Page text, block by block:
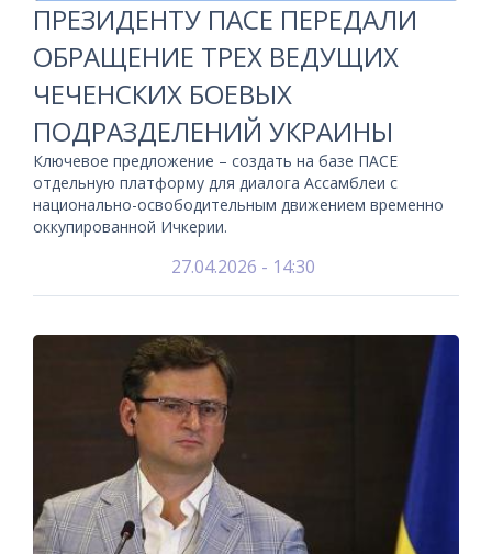
ПРЕЗИДЕНТУ ПАСЕ ПЕРЕДАЛИ
ОБРАЩЕНИЕ ТРЕХ ВЕДУЩИХ
ЧЕЧЕНСКИХ БОЕВЫХ
ПОДРАЗДЕЛЕНИЙ УКРАИНЫ
Ключевое предложение – создать на базе ПАСЕ
отдельную платформу для диалога Ассамблеи с
национально-освободительным движением временно
оккупированной Ичкерии.
27.04.2026 - 14:30